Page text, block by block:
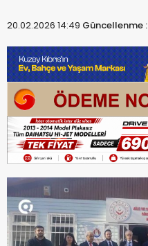
20.02.2026 14:49 Güncellenme :